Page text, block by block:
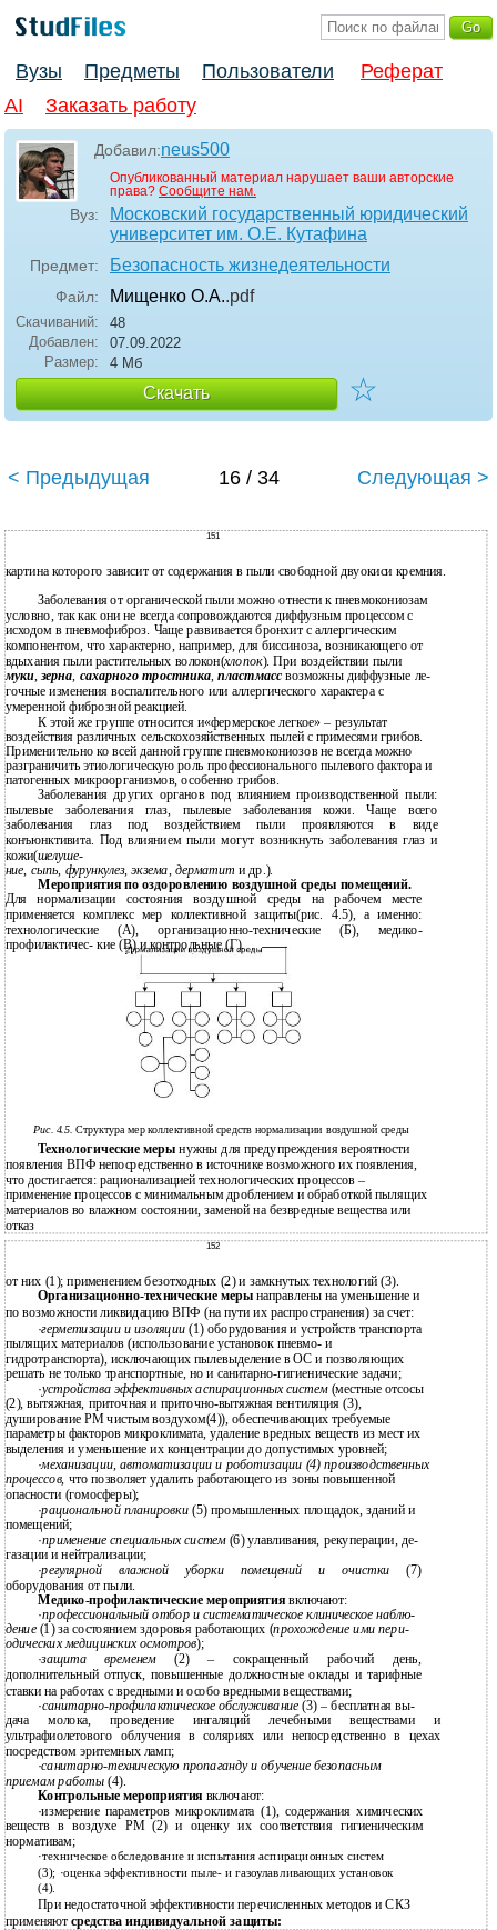
Вузы Предметы Пользователи
Реферат
AI
Заказать работу
Добавил:neus500
Опубликованный материал нарушает ваши авторские
права? Сообщите нам.
Вуз:
Московский государственный юридический
университет им. О.Е. Кутафина
Предмет: Безопасность жизнедеятельности
Файл: Мищенко О.А..pdf
Скачиваний:
48
Добавлен:
07.09.2022
Размер:
4 Мб
Скачать ☆
< Предыдущая 16 / 34 Следующая >
151
картина которого зависит от содержания в пыли свободной двуокиси кремния.
Заболевания от органической пыли можно отнести к пневмокониозам
условно, так как они не всегда сопровождаются диффузным процессом с
исходом в пневмофиброз. Чаще развивается бронхит с аллергическим
компонентом, что характерно, например, для биссиноза, возникающего от
вдыхания пыли растительных волокон(хлопок). При воздействии пыли
муки, зерна, сахарного тростника,пластмасс возможны диффузные ле-
гочные изменения воспалительного или аллергического характера с
умеренной фиброзной реакцией.
К этой же группе относится и«фермерское легкое» – результат
воздействия различных сельскохозяйственных пылей с примесями грибов.
Применительно ко всей данной группе пневмокониозов не всегда можно
разграничить этиологическую роль профессионального пылевого фактора и
патогенных микроорганизмов, особенно грибов.
Заболевания других органов под влиянием производственной пыли:
пылевые заболевания глаз, пылевые заболевания кожи. Чаще всего
заболевания глаз под воздействием пыли проявляются в виде
конъюнктивита. Под влиянием пыли могут возникнуть заболевания глаз и
кожи(шелуше-
ние, сыпь, фурункулез,экзема, дерматит и др.).
Мероприятия по оздоровлению воздушной среды помещений.
Для нормализации состояния воздушной среды на рабочем месте
применяется комплекс мер коллективной защиты(рис. 4.5), а именно:
технологические (А), организационно-технические (Б), медико-
профилактичес- кие (В) и контрольные (Г).
Рис. 4.5. Структура мер коллективной средств нормализации воздушной среды
Технологические мерынужны для предупреждения вероятности
появления ВПФ непосредственно в источнике возможного их появления,
что достигается: рационализацией технологических процессов –
применение процессов с минимальным дроблением и обработкой пылящих
материалов во влажном состоянии, заменой на безвредные вещества или
отказ
152
от них (1); применением безотходных (2) и замкнутых технологий (3).
Организационно-технические меры направлены на уменьшение и
по возможности ликвидацию ВПФ (на пути их распространения) за счет:
·герметизации и изоляции(1) оборудования и устройств транспорта
пылящих материалов (использование установок пневмо- и
гидротранспорта), исключающих пылевыделение в ОС и позволяющих
решать не только транспортные, но и санитарно-гигиенические задачи;
·устройства эффективных аспирационных систем (местные отсосы
(2), вытяжная, приточная и приточно-вытяжная вентиляция (3),
душирование РМ чистым воздухом(4)), обеспечивающих требуемые
параметры факторов микроклимата, удаление вредных веществ из мест их
выделения и уменьшение их концентрации до допустимых уровней;
·механизации, автоматизации и роботизации (4) производственных
процессов, что позволяет удалить работающего из зоны повышенной
опасности (гомосферы);
·рациональной планировки(5) промышленных площадок, зданий и
помещений;
·применение специальных систем (6) улавливания, рекуперации, де-
газации и нейтрализации;
·регулярной влажной уборки помещений и очистки(7)
оборудования от пыли.
Медико-профилактические мероприятиявключают:
·профессиональный отбор и систематическое клиническое наблю-
дение (1) за состоянием здоровья работающих (прохождение ими пери-
одических медицинских осмотров);
·защита временем(2) – сокращенный рабочий день,
дополнительный отпуск, повышенные должностные оклады и тарифные
ставки на работах с вредными и особо вредными веществами;
·санитарно-профилактическое обслуживание(3) – бесплатная вы-
дача молока, проведение ингаляций лечебными веществами и
ультрафиолетового облучения в соляриях или непосредственно в цехах
посредством эритемных ламп;
·санитарно-техническую пропаганду и обучение безопасным
приемам работы (4).
Контрольные мероприятия включают:
·измерение параметров микроклимата (1), содержания химических
веществ в воздухе РМ (2) и оценку их соответствия гигиеническим
нормативам;
·техническое обследование и испытания аспирационных систем
(3); ·оценка эффективности пыле- и газоулавливающих установок
(4).
При недостаточной эффективности перечисленных методов и СКЗ
применяютсредства индивидуальной защиты: